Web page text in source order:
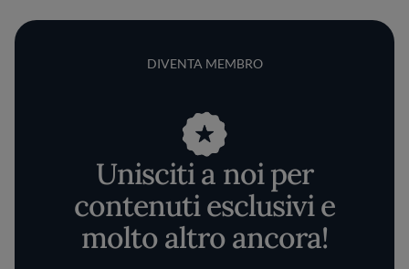
DIVENTA MEMBRO
Unisciti a noi per
contenuti esclusivi e
molto altro ancora!